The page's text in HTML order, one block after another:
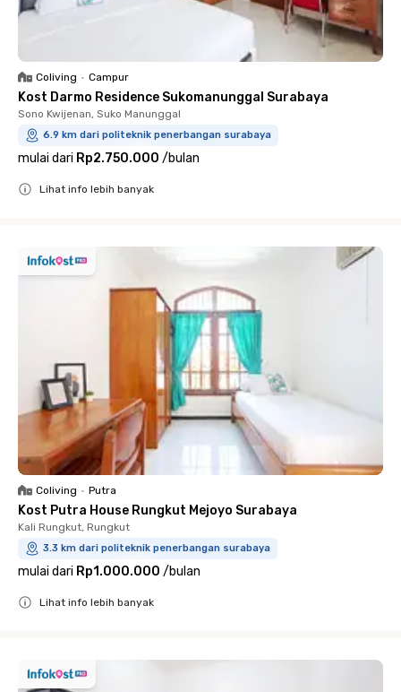
Coliving • Campur
Kost Darmo Residence Sukomanunggal Surabaya
Sono Kwijenan, Suko Manunggal
6.9 km dari politeknik penerbangan surabaya
mulai dari Rp2.750.000 /bulan
Lihat info lebih banyak
Coliving • Putra
Kost Putra House Rungkut Mejoyo Surabaya
Kali Rungkut, Rungkut
3.3 km dari politeknik penerbangan surabaya
mulai dari Rp1.000.000 /bulan
Lihat info lebih banyak